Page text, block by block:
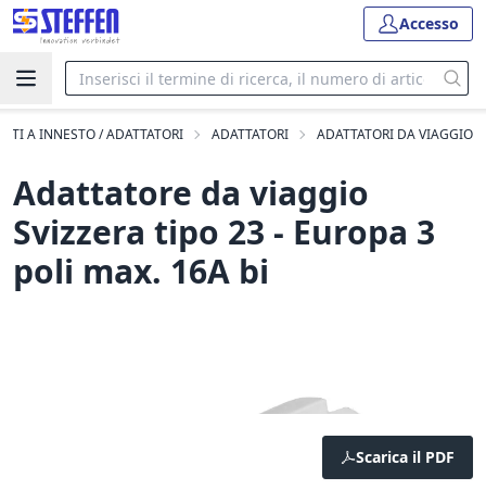
Accesso
A INNESTO / ADATTATORI ADATTATORI ADATTATORI DA VIAGGIO
Adattatore da viaggio
Svizzera tipo 23 - Europa 3
poli max. 16A bi
Scarica il PDF